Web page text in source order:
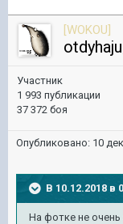
[WOKOU]
Участник
1 993 публикации
37 372 боя
Опубликовано: 10
В 10.12.2018 в
На фотке не